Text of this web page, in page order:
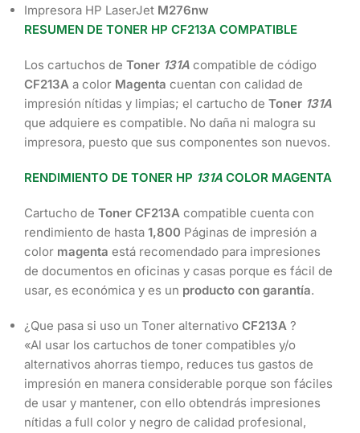
Impresora HP LaserJet M276nw
RESUMEN DE TONER HP CF213A COMPATIBLE
Los cartuchos de Toner 131A compatible de código
CF213A a color Magenta cuentan con calidad de
impresión nítidas y limpias; el cartucho de Toner 131A
que adquiere es compatible. No daña ni malogra su
impresora, puesto que sus componentes son nuevos.
RENDIMIENTO DE TONER HP 131A COLOR MAGENTA
Cartucho de Toner CF213A compatible cuenta con
rendimiento de hasta 1,800 Páginas de impresión a
color magenta está recomendado para impresiones
de documentos en oficinas y casas porque es fácil de
usar, es económica y es un producto con garantía.
¿Que pasa si uso un Toner alternativo CF213A ?
«Al usar los cartuchos de toner compatibles y/o
alternativos ahorras tiempo, reduces tus gastos de
impresión en manera considerable porque son fáciles
de usar y mantener, con ello obtendrás impresiones
nítidas a full color y negro de calidad profesional,